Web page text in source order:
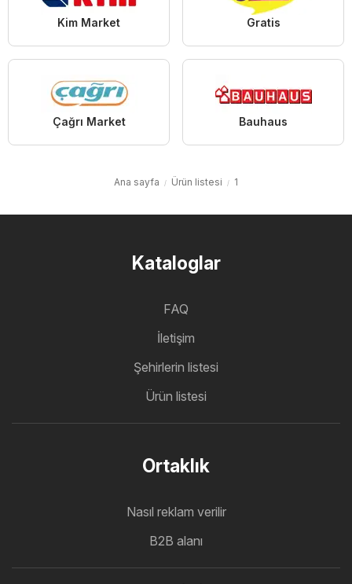
Kim Market Gratis
Çağrı Market Bauhaus
Ana sayfa Ürün listesi 1
Kataloglar
FAQ
İletişim
Şehirlerin listesi
Ürün listesi
Ortaklık
Nasıl reklam verilir
B2B alanı